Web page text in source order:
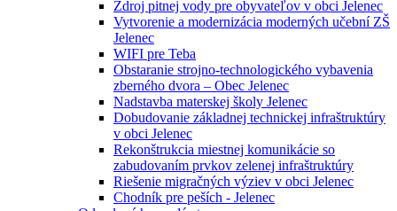
Zdroj pitnej vody pre obyvateľov v obci Jelenec
Vytvorenie a modernizácia moderných učební ZŠ
Jelenec
WIFI pre Teba
Obstaranie strojno-technologického vybavenia
zberného dvora – Obec Jelenec
Nadstavba materskej školy Jelenec
Dobudovanie základnej technickej infraštruktúry
v obci Jelenec
Rekonštrukcia miestnej komunikácie so
zabudovaním prvkov zelenej infraštruktúry
Riešenie migračných výziev v obci Jelenec
Chodník pre peších - Jelenec